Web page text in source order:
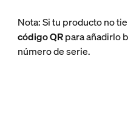
Nota: Si tu producto no
código QRpara añadirlo
número de serie.